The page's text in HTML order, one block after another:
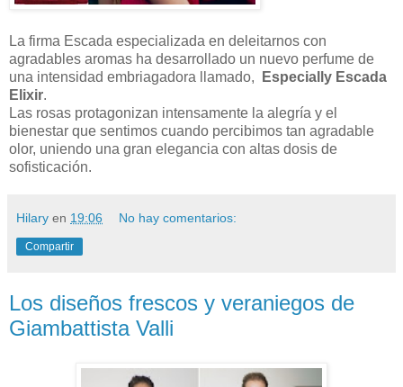
La firma Escada especializada en deleitarnos con
agradables aromas ha desarrollado un nuevo perfume de
una intensidad embriagadora llamado,
Especially Escada
Elixir.
Las rosas protagonizan intensamente la alegría y el
bienestar que sentimos cuando percibimos tan agradable
olor, uniendo una gran elegancia con altas dosis de
sofisticación.
Hilary en 19:06 No hay comentarios:
Compartir
Los diseños frescos y veraniegos de
Giambattista Valli